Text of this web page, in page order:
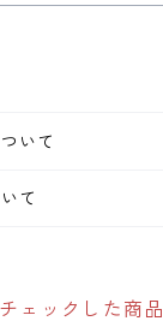
いて
て
ェックした商品